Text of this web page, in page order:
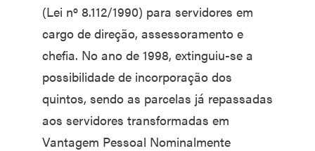
(Lei nº 8.112/1990) para servidores em
cargo de direção, assessoramento e
chefia. No ano de 1998, extinguiu-se a
possibilidade de incorporação dos
quintos, sendo as parcelas já repassadas
aos servidores transformadas em
Vantagem Pessoal Nominalmente